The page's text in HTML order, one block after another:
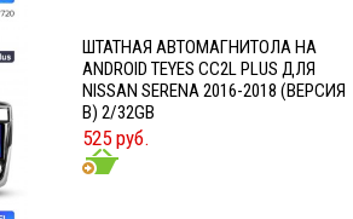
ШТАТНАЯ АВТОМАГНИТОЛА НА
ANDROID TEYES CC2L PLUS ДЛЯ
NISSAN SERENA 2016-2018 (ВЕРСИЯ
B) 2/32GB
525 руб.